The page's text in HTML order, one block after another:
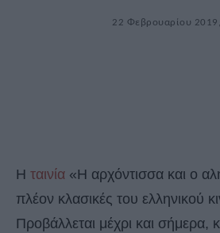
22 Φεβρουαρίου
Η ταινία «Η αρχόντισσα και ο
πλέον κλασικές του ελληνικού
Προβάλλεται μέχρι και σήμερα,